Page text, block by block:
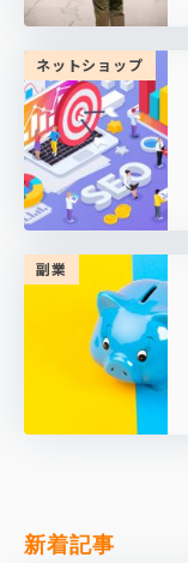
ネットショップ
副業
新着記事